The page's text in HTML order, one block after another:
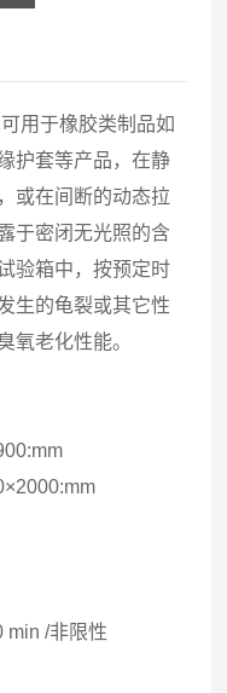
用于橡胶类制品如
护套等产品，在静
或在间断的动态拉
于密闭无光照的含
验箱中，按预定时
生的龟裂或其它性
氧老化性能。
/非限性